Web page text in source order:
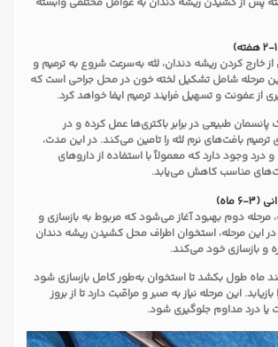
لثه پس از کشیدن ریشه دندان به عوامل مختلفی وابسته
خارج کردن ریشه دندان، لثه به‌سرعت شروع به ترمیم و
مرحله شامل تشکیل لخته خون در محل جراحی است که
از عفونت و تسهیل فرایند ترمیم ایفا خواهد کرد.
طبیعی در برابر باکتری‌ها عمل کرده و در
ترمیم بافت‌های نرم لثه را تامین می‌کند. در این مدت،
و درد وجود دارد که معمولاً با استفاده از داروهای
مناسب کاهش می‌یابد.
ماه)
مرحله دوم بهبود آغاز می‌شود که مربوط به بازسازی و
این مرحله، استخوان اطراف محل کشیدن ریشه دندان
و بازسازی خود می‌کند.
ماه طول بکشد تا استخوان به‌طور کامل بازسازی شود
این مرحله نیاز به صبر و مراقبت دارد تا از بروز
یا درد مداوم جلوگیری شود.